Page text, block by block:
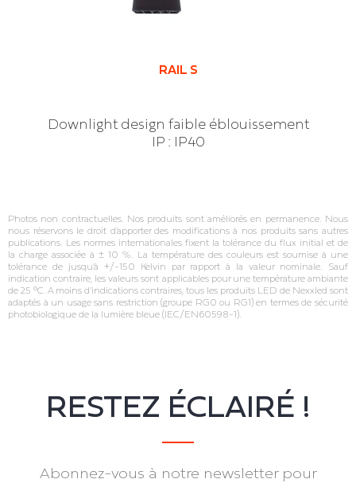
RAIL S
Downlight design faible éblouissement
IP : IP40
Photos non contractuelles. Nos produits sont améliorés en permanence. Nous
nous réservons le droit d’apporter des modifications à nos produits sans autres
publications. Les normes internationales fixent la tolérance du flux initial et de
la charge associée à ± 10 %. La température des couleurs est soumise à une
tolérance de jusqu’à +/‐150 Kelvin par rapport à la valeur nominale. Sauf
indication contraire, les valeurs sont applicables pour une température ambiante
de 25 °C. A moins d’indications contraires, tous les produits LED de Nexxled sont
adaptés à un usage sans restriction (groupe RG0 ou RG1) en termes de sécurité
photobiologique de la lumière bleue (IEC/EN60598‐1).
RESTEZ ÉCLAIRÉ !
Abonnez-vous à notre newsletter pour